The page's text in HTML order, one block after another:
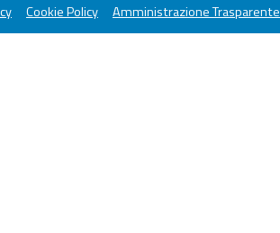
Cookie Policy Amministrazione Trasparente